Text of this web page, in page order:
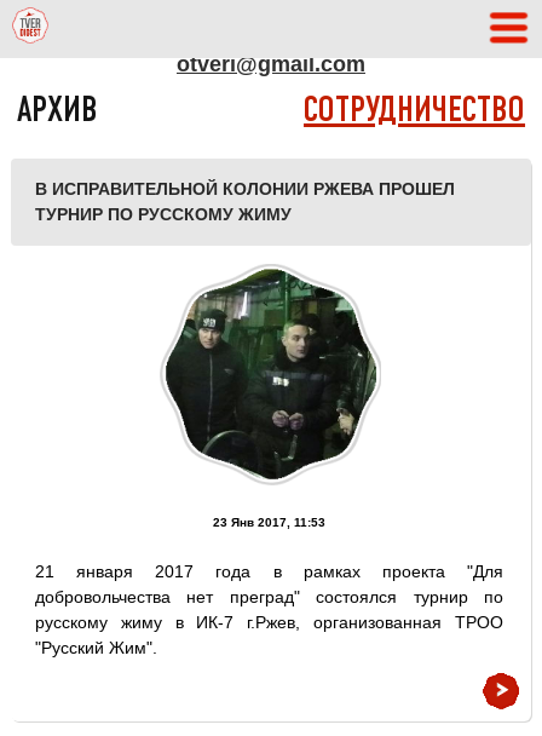
otveri@gmail.com
АРХИВ СОТРУДНИЧЕСТВО
В ИСПРАВИТЕЛЬНОЙ КОЛОНИИ РЖЕВА ПРОШЕЛ
ТУРНИР ПО РУССКОМУ ЖИМУ
23 Янв 2017, 11:53
21 января 2017 года в рамках проекта "Для
добровольчества нет преград" состоялся турнир по
русскому жиму в ИК-7 г.Ржев, организованная ТРОО
"Русский Жим".